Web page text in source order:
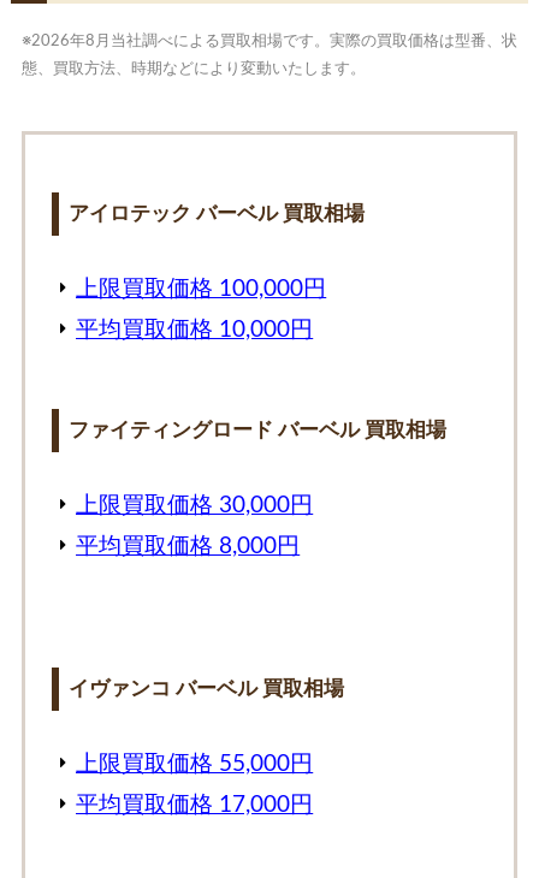
※2026年8月当社調べによる買取相場です。実際の買取価格は型番、状
態、買取方法、時期などにより変動いたします。
アイロテック バーベル 買取相場
上限買取価格 100,000円
平均買取価格 10,000円
ファイティングロード バーベル 買取相場
上限買取価格 30,000円
平均買取価格 8,000円
イヴァンコ バーベル 買取相場
上限買取価格 55,000円
平均買取価格 17,000円